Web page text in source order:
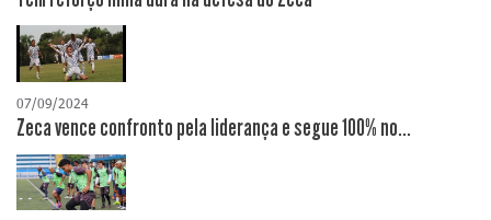
07/09/2024
Zeca vence confronto pela liderança e segue 100% no...